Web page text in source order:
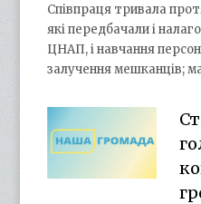
Співпраця тривала
які передбачали і
ЦНАП, і навчання
залучення мешканців;